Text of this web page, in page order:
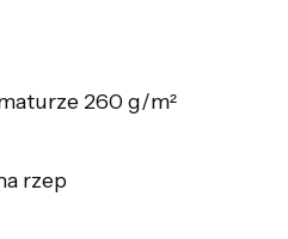
260 g/m²
rzep